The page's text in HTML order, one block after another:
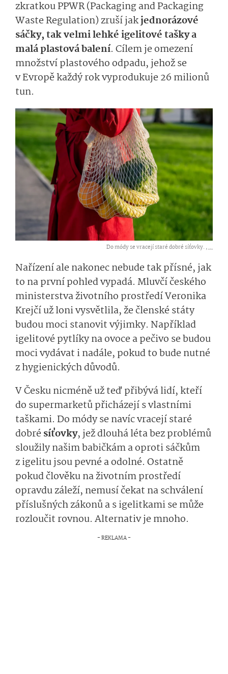
zkratkou PPWR (Packaging and Packaging
Waste Regulation) zruší jakjednorázové
sáčky, tak velmi lehké igelitové tašky a
malá plastová balení. Cílem je omezení
množství plastového odpadu, jehož se
v Evropě každý rok vyprodukuje 26 milionů
tun.
Do módy se vracejí staré dobré síťovky. ,...
Nařízení ale nakonec nebude tak přísné, jak
to na první pohled vypadá. Mluvčí českého
ministerstva životního prostředí Veronika
Krejčí už loni vysvětlila, že členské státy
budou moci stanovit výjimky. Například
igelitové pytlíky na ovoce a pečivo se budou
moci vydávat i nadále, pokud to bude nutné
z hygienických důvodů.
V Česku nicméně už teď přibývá lidí, kteří
do supermarketů přicházejí s vlastními
taškami. Do módy se navíc vracejí staré
dobrésíťovky, jež dlouhá léta bez problémů
sloužily našim babičkám a oproti sáčkům
z igelitu jsou pevné a odolné. Ostatně
pokud člověku na životním prostředí
opravdu záleží, nemusí čekat na schválení
příslušných zákonů a s igelitkami se může
rozloučit rovnou. Alternativ je mnoho.